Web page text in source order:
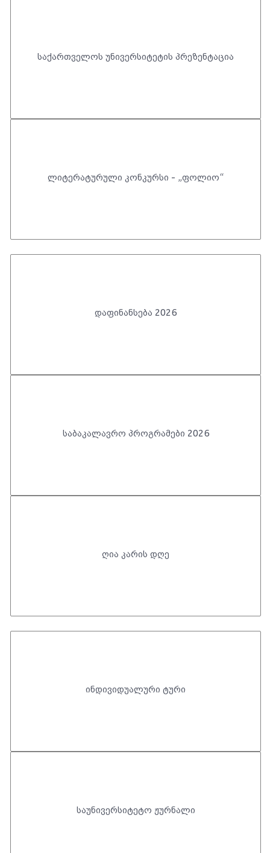
საქართველოს უნივერსიტეტის პრეზენტაცია
ლიტერატურული კონკურსი - „ფოლიო“
დაფინანსება 2026
საბაკალავრო პროგრამები 2026
ღია კარის დღე
ინდივიდუალური ტური
საუნივერსიტეტო ჟურნალი